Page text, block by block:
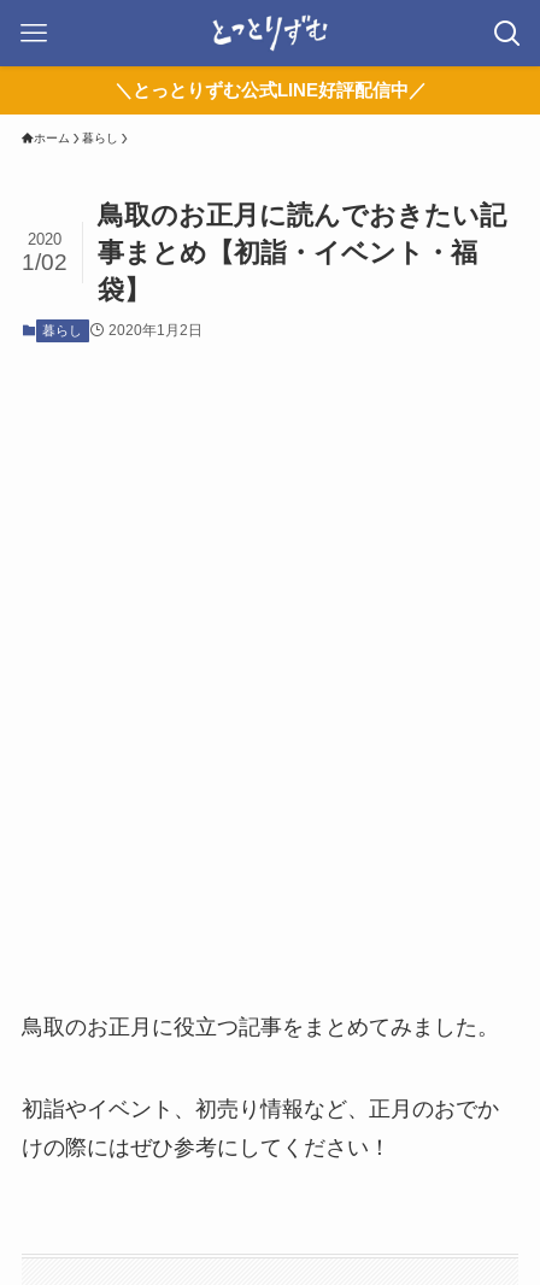
＼とっとりずむ公式LINE好評配信中／
ホーム 暮らし
鳥取のお正月に読んでおきたい記
事まとめ【初詣・イベント・福
袋】
2020
1/02
暮らし 2020年1月2日
鳥取のお正月に役立つ記事をまとめてみました。
初詣やイベント、初売り情報など、正月のおでか
けの際にはぜひ参考にしてください！